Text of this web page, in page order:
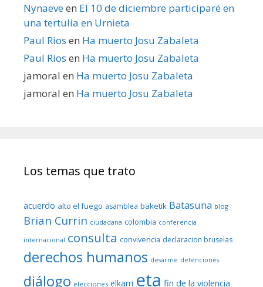
Nynaeveen El 10 de diciembre participaré en
una tertulia en Urnieta
Paul Rios en Ha muerto Josu Zabaleta
Paul Rios en Ha muerto Josu Zabaleta
jamoral en Ha muerto Josu Zabaleta
jamoral en Ha muerto Josu Zabaleta
Los temas que trato
acuerdo alto el fuego asamblea baketik Batasuna blog
Brian Currin ciudadana colombia conferencia
internacional consulta convivencia declaracion bruselas
derechos humanos desarme detenciones
diálogo elecciones elkarri eta fin de la violencia